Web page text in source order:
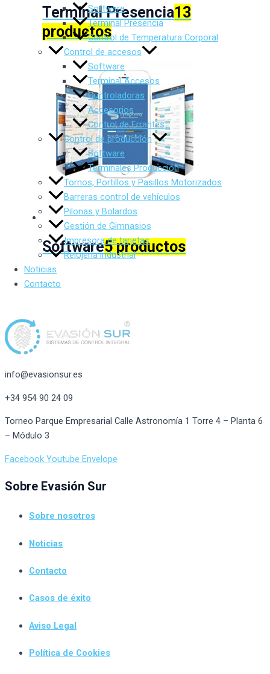
Software
Terminal Presencia
Control de Temperatura Corporal
Control de accesos
Software
Terminal Accesos
Controladoras
Accesorios
Control de Errantes
Control de producción
Software
Terminales Producción
Tornos, Portillos y Pasillos Motorizados
Barreras control de vehículos
Pilonas y Bolardos
Gestión de Gimnasios
Impresora de tarjetas
Relojería industrial
Noticias
Contacto
Terminal Presencia13
productos
Software5 productos
info@evasionsur.es
+34 954 90 24 09
Torneo Parque Empresarial Calle Astronomía 1 Torre 4 – Planta 6
– Módulo 3
Facebook Youtube Envelope
Sobre Evasión Sur
Sobre nosotros
Noticias
Contacto
Casos de éxito
Aviso Legal
Política de Cookies